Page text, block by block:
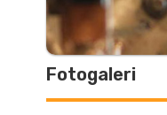
Fotogaleri